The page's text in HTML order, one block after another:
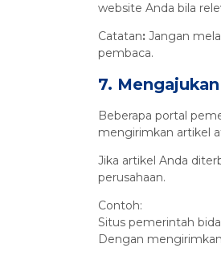
website Anda bila
Catatan: Jangan
pembaca.
7.
Beberapa portal
mengirimkan artikel
Jika artikel Anda
perusahaan.
Contoh:
Situs pemerintah
Dengan